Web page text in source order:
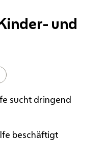
und
sucht dringend
beschäftigt